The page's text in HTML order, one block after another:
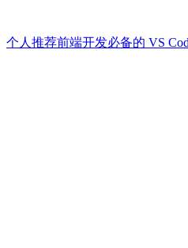
个人推荐前端开发必备的 VS